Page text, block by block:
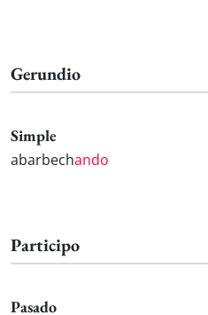
Gerundio
Simple
abarbechando
Participo
Pasado